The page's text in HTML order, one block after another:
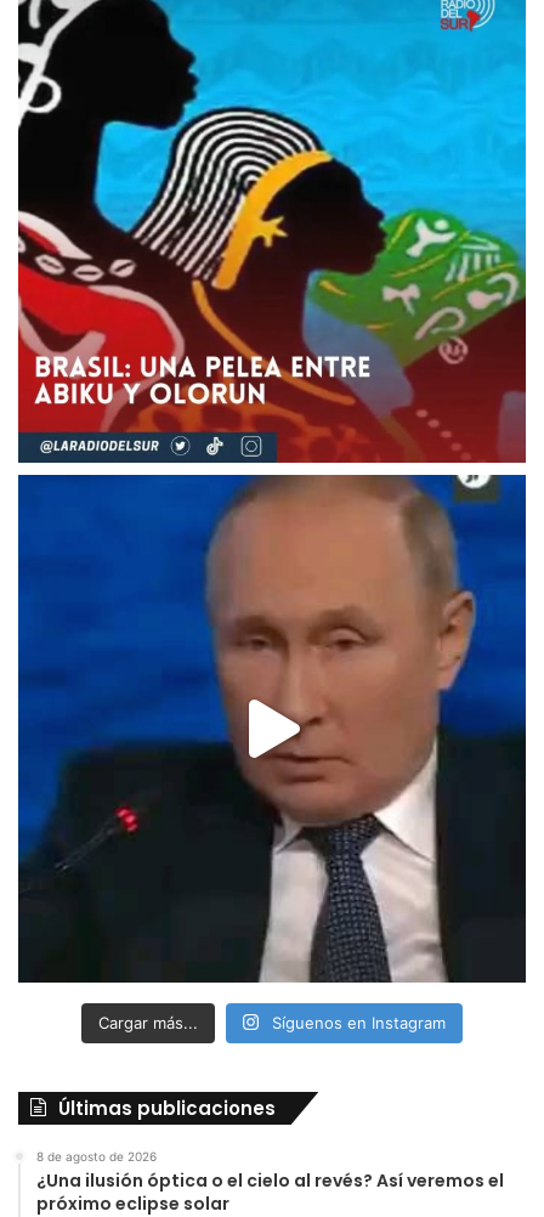
Cargar más... Síguenos en Instagram
Últimas publicaciones
8 de agosto de 2026
¿Una ilusión óptica o el cielo al revés? Así veremos el
próximo eclipse solar